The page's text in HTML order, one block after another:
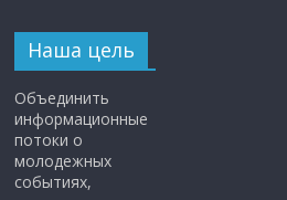
Наша цель
Объединить
информационные
потоки о
молодежных
событиях,